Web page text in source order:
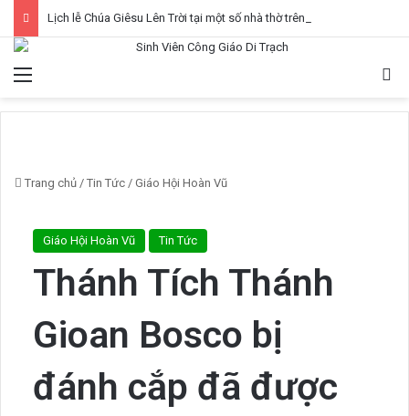
Menu
Trang chủ / Tin Tức / Giáo Hội Hoàn Vũ
Giáo Hội Hoàn Vũ Tin Tức
Thánh Tích Thánh
Gioan Bosco bị
đánh cắp đã được